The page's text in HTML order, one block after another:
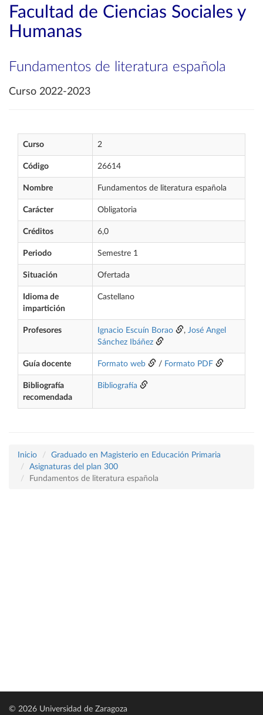
Facultad de Ciencias Sociales y
Humanas
Fundamentos de literatura española
Curso 2022-2023
Curso 2
Código 26614
Nombre Fundamentos de literatura española
Carácter Obligatoria
Créditos 6,0
Periodo Semestre 1
Situación Ofertada
Idioma de
impartición
Castellano
Profesores Ignacio Escuín Borao , José Angel
Sánchez Ibáñez
Guía docente Formato web / Formato PDF
Bibliografía
recomendada
Bibliografía
Inicio
Graduado en Magisterio en Educación Primaria
Asignaturas del plan 300
Fundamentos de literatura española
© 2026 Universidad de Zaragoza